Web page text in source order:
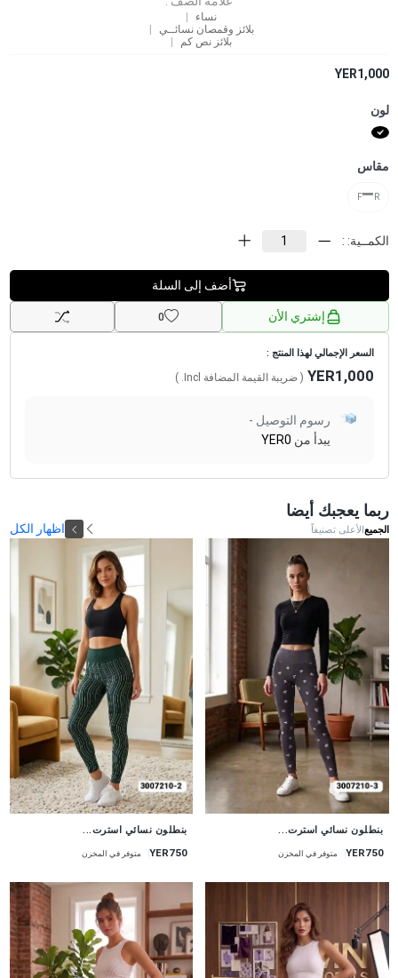
نساء
بلائز وقمصان نسائــي
بلائز نص كم
YER1,000
لون
مقاس
F''''''''''''R
الكمــية: :
أضف إلى السلة
إشتري الأن 0
السعر الإجمالي لهذا المنتج :
YER1,000 ( ضريبة القيمة المضافة Incl.
)
رسوم التوصيل -
يبدأ من YER0
ربما يعجبك أيضا
الجميع الأعلى تصنيفاً اظهار الكل
جديد
بنطلون نسائي استرت...
YER750 متوفر في المخزن
جديد
بنطلون نسائي استرت...
YER750 متوفر في المخزن